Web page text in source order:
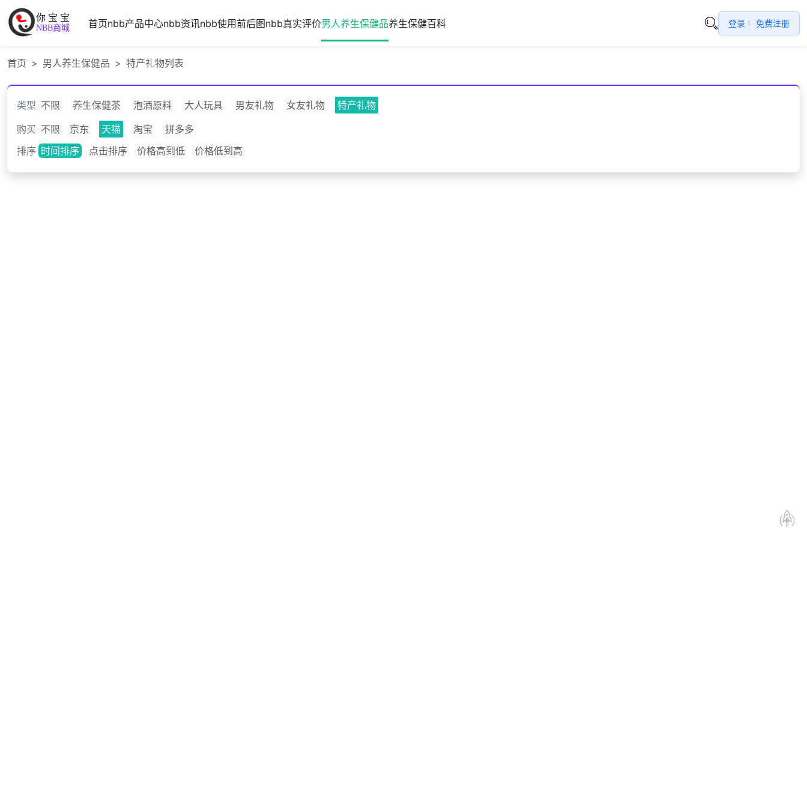
你宝宝
NBB商城 首页nbb产品中心nbb资讯nbb使用前后图nbb真实评价男人养生保健品养生保健百科 登录  免费注册
首页 男人养生保健品 特产礼物列表
类型 不限 养生保健茶 泡酒原料 大人玩具 男友礼物 女友礼物
特产礼物
购买 不限 京东 天猫 淘宝
拼多多
排序 时间排序 点击排序 价格高到低 价格低到高